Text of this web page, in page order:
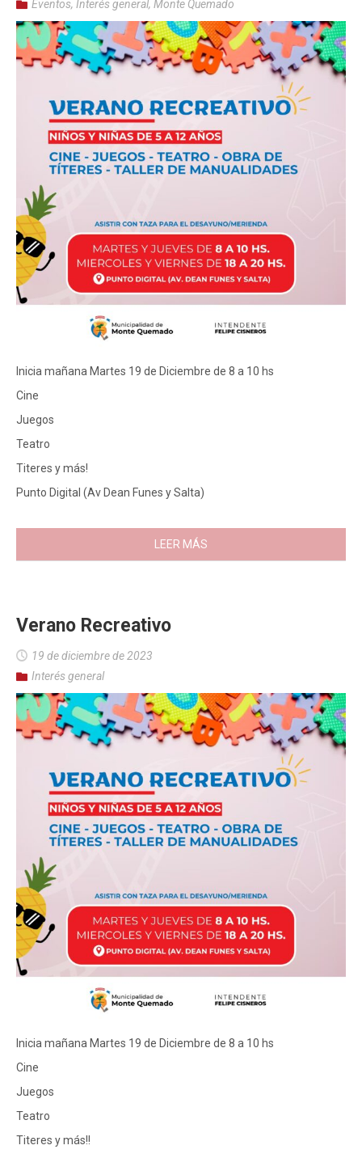
Eventos, Interés general, Monte Quemado
Inicia mañana Martes 19 de Diciembre de 8 a 10 hs
Cine
Juegos
Teatro
Titeres y más!
Punto Digital (Av Dean Funes y Salta)
LEER MÁS
Verano Recreativo
19 de diciembre de 2023
Interés general
Inicia mañana Martes 19 de Diciembre de 8 a 10 hs
Cine
Juegos
Teatro
Titeres y más!!